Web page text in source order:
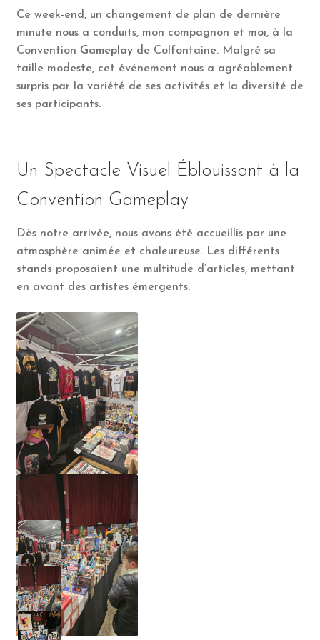
Ce week-end, un changement de plan de dernière
minute nous a conduits, mon compagnon et moi, à la
Convention Gameplayde Colfontaine. Malgré sa
taille modeste, cet événement nous a agréablement
surpris par la variété de ses activités et la diversité de
ses participants.
Un Spectacle Visuel Éblouissant à la
Convention Gameplay
Dès notre arrivée, nous avons été accueillis par une
atmosphère animée et chaleureuse. Les différents
stands proposaient une multitude d’articles, mettant
en avant des artistes émergents.